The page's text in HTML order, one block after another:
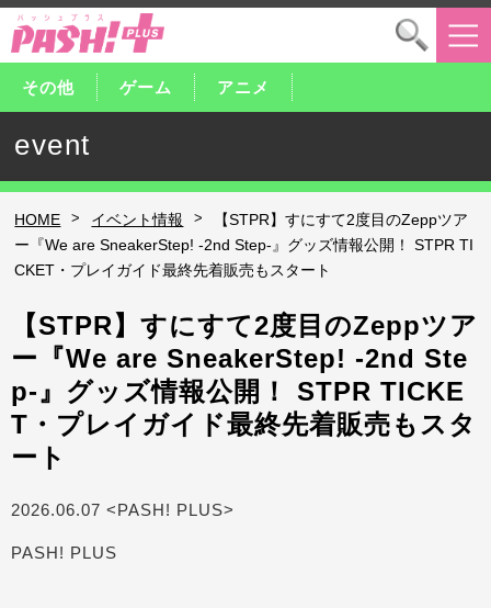
その他 ゲーム アニメ
event
HOME > イベント情報 >
【STPR】すにすて2度目のZeppツア
ー『We are SneakerStep! -2nd Step-』グッズ情報公開！ STPR TI
CKET・プレイガイド最終先着販売もスタート
【STPR】すにすて2度目のZeppツア
ー『We are SneakerStep! -2nd Ste
p-』グッズ情報公開！ STPR TICKE
T・プレイガイド最終先着販売もスタ
ート
2026.06.07 <PASH! PLUS>
PASH! PLUS